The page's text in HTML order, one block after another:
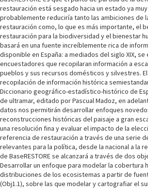
restauración está sesgado hacia un estado ya
probablemente reduciría tanto las ambiciones de
restauración como, lo que es más importante, el
restauración para la biodiversidad y el bienestar
basará en una fuente increíblemente rica de
disponible en España: a mediados del siglo XIX, se
encuestadores que recopilaran información a
pueblos y sus recursos domésticos y silvestres.
recopilación de información histórica
Diccionario geográfico-estadístico-histórico de
de ultramar, editado por Pascual Madoz, en
datos nos permitirán desarrollar enfoques
reconstrucciones históricas del paisaje a gran
una resolución fina y evaluar el impacto de la
referencia de restauración a través de una serie
relevantes para la política, desde la nacional a la
de BaseRESTORE se alcanzará a través de dos
Desarrollar un enfoque para modelar la cobertura
distribuciones de los ecosistemas a partir de
(Obj1.1), sobre las que modelar y cartografiar el